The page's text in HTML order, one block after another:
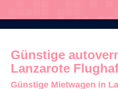
Günstige
Lanzarote
Günstige Mietwagen in